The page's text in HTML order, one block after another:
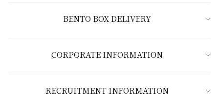
BENTO BOX DELIVERY
CORPORATE INFORMATION
RECRUITMENT INFORMATION